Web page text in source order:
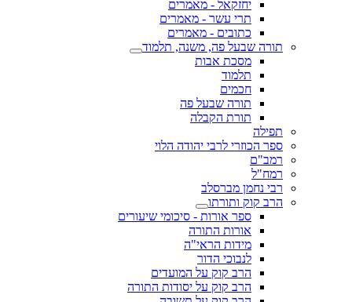
יחזקאל - מאמרים
תרי עשר - מאמרים
כתובים - מאמרים
תורה שבעל פה, משנה, תלמוד
מסכת אבות
תלמוד
חכמים
תורה שבעל פה
תורת הקבלה
תפילה
ספר הכוזרי לרבי יהודה הלוי
רמב"ם
רמח"ל
רבי נחמן מברסלב
הרב קוק ותורתו
ספר אורות - סיכומי שיעורים
אורות התורה
מידות הראי"ה
לנבוכי הדור
הרב קוק על המועדים
הרב קוק על יסודות התורה